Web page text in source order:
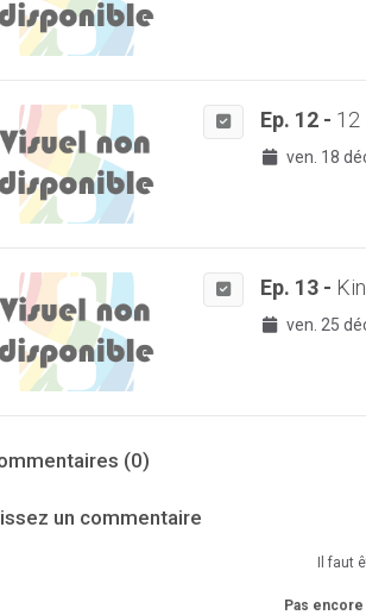
Ep. 12 - 12
ven. 18
Ep. 13 -
ven. 25
(0)
un commentaire
Il faut
Pas